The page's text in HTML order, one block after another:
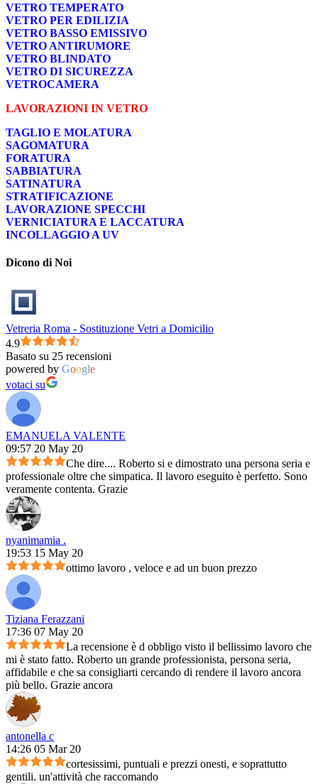
VETRO TEMPERATO
VETRO PER EDILIZIA
VETRO BASSO EMISSIVO
VETRO ANTIRUMORE
VETRO BLINDATO
VETRO DI SICUREZZA
VETROCAMERA
LAVORAZIONI IN VETRO
TAGLIO E MOLATURA
SAGOMATURA
FORATURA
SABBIATURA
SATINATURA
STRATIFICAZIONE
LAVORAZIONE SPECCHI
VERNICIATURA E LACCATURA
INCOLLAGGIO A UV
Dicono di Noi
Vetreria Roma - Sostituzione Vetri a Domicilio
4.9
Basato su 25 recensioni
powered by Google
votaci su
EMANUELA VALENTE
09:57 20 May 20
Che dire.... Roberto si e dimostrato una persona seria e
professionale oltre che simpatica. Il lavoro eseguito è perfetto. Sono
veramente contenta. Grazie
nyanimamia .
19:53 15 May 20
ottimo lavoro , veloce e ad un buon prezzo
Tiziana Ferazzani
17:36 07 May 20
La recensione è d obbligo visto il bellissimo lavoro che
mi è stato fatto. Roberto un grande professionista, persona seria,
affidabile e che sa consigliarti cercando di rendere il lavoro ancora
più bello. Grazie ancora
antonella c
14:26 05 Mar 20
cortesissimi, puntuali e prezzi onesti, e soprattutto
gentili. un'attività che raccomando